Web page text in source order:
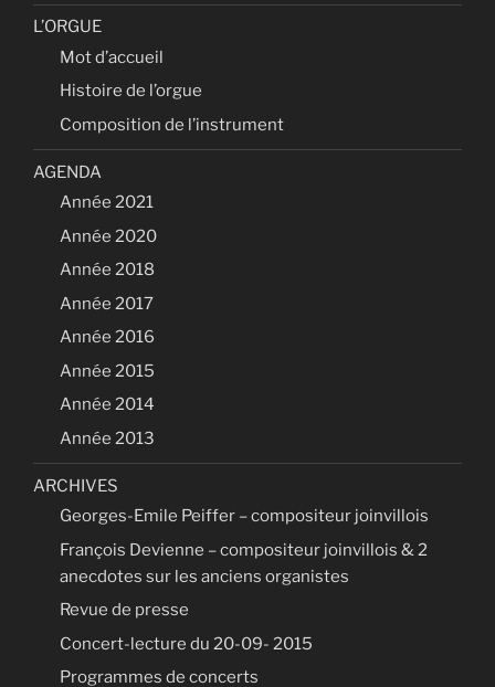
L’ORGUE
Mot d’accueil
Histoire de l’orgue
Composition de l’instrument
AGENDA
Année 2021
Année 2020
Année 2018
Année 2017
Année 2016
Année 2015
Année 2014
Année 2013
ARCHIVES
Georges-Emile Peiffer – compositeur joinvillois
François Devienne – compositeur joinvillois & 2
anecdotes sur les anciens organistes
Revue de presse
Concert-lecture du 20-09- 2015
Programmes de concerts